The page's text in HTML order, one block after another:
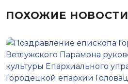
ПОХОЖИЕ НОВОСТИ